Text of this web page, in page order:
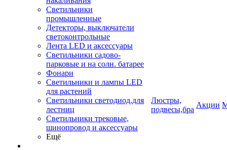
Светильники
промышленные
Детекторы, выключатели
светоконтрольные
Лента LED и аксессуары
Светильники садово-
парковые и на солн. батарее
Фонари
Светильники и лампы LED
для растений
Светильники светодиод.для
лестниц
Светильники трековые,
шинопровод и аксессуары
Ещё
Люстры,
подвесы,бра
Акции